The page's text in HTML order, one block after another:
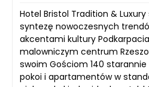
Hotel Bristol Tradition & Luxury
syntezę nowoczesnych
akcentami kultury
malowniczym centrum
swoim Gościom 140
pokoi i apartamentów w